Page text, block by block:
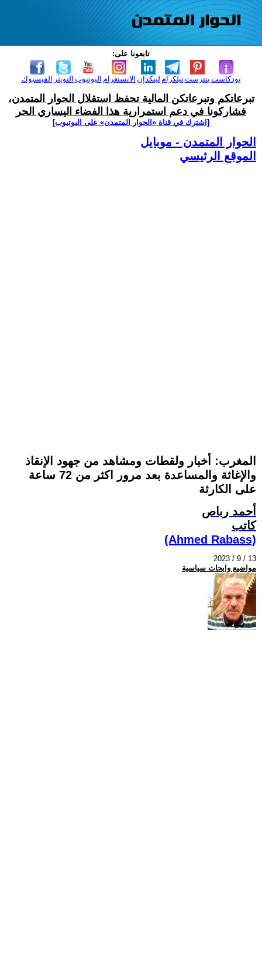
تابعونا على:
الفيسبوك التويتر اليوتيوب الانستغرام لينكدإن تيلكرامبنترست بودكاست
تبرعاتكم وتبرعاتكن المالية تحفظ استقلال الحوار المتمدن،
فشاركونا في دعم استمرارية هذا الفضاء اليساري الحر
[اشترك في قناة ‫«الحوار المتمدن» على اليوتيوب]
الحوار المتمدن - موبايل
الموقع الرئيسي
المغرب: أخبار ولقطات ومشاهد من جهود الإنقاذ
والإغاثة والمساعدة بعد مرور اكثر من 72 ساعة
على الكارثة
أحمد رباص
كاتب
(Ahmed Rabass)
2023 / 9 / 13
مواضيع وابحاث سياسية